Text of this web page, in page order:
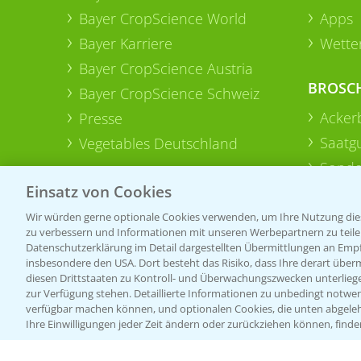
Bayer CropScience World
Bayer Karriere
Bayer CropScience Austria
Bayer CropScience Schweiz
Presse
Vegetables Deutschland
Apps
Einsatz von Cookies
Wir würden gerne optionale Cookies verwenden, um Ihre Nutzung
zu verbessern und Informationen mit unseren Werbepartnern zu
Datenschutzerklärung im Detail dargestellten Übermittlungen an
insbesondere den USA. Dort besteht das Risiko, dass Ihre derart
diesen Drittstaaten zu Kontroll- und Überwachungszwecken
zur Verfügung stehen. Detaillierte Informationen zu unbedingt
verfügbar machen können, und optionalen Cookies, die unten
Ihre Einwilligungen jeder Zeit ändern oder zurückziehen können,